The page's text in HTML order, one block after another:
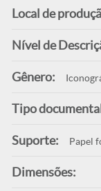
Local de
Nível de
Gênero:
Tipo
Suporte: Papel
Dimensões: